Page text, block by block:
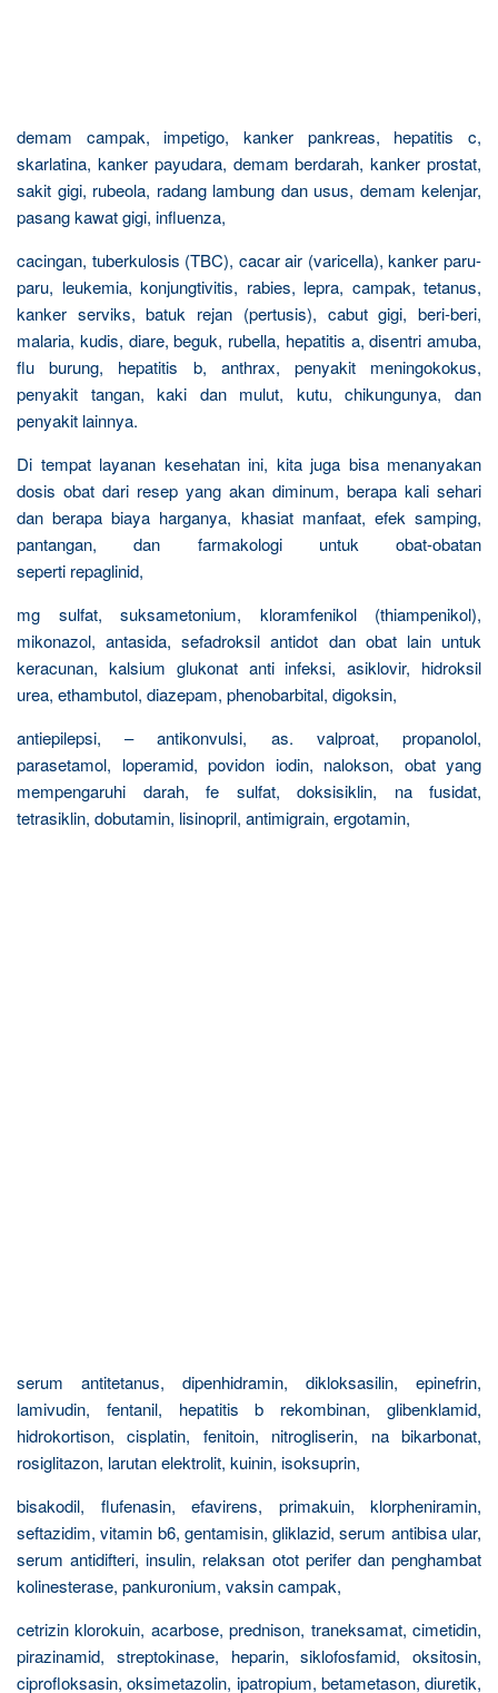
demam campak, impetigo, kanker pankreas, hepatitis c,
skarlatina, kanker payudara, demam berdarah, kanker prostat,
sakit gigi, rubeola, radang lambung dan usus, demam kelenjar,
pasang kawat gigi, influenza,
cacingan, tuberkulosis (TBC), cacar air (varicella), kanker paru-
paru, leukemia, konjungtivitis, rabies, lepra, campak, tetanus,
kanker serviks, batuk rejan (pertusis), cabut gigi, beri-beri,
malaria, kudis, diare, beguk, rubella, hepatitis a, disentri amuba,
flu burung, hepatitis b, anthrax, penyakit meningokokus,
penyakit tangan, kaki dan mulut, kutu, chikungunya, dan
penyakit lainnya.
Di tempat layanan kesehatan ini, kita juga bisa menanyakan
dosis obat dari resep yang akan diminum, berapa kali sehari
dan berapa biaya harganya, khasiat manfaat, efek samping,
pantangan, dan farmakologi untuk obat-obatan
seperti repaglinid,
mg sulfat, suksametonium, kloramfenikol (thiampenikol),
mikonazol, antasida, sefadroksil antidot dan obat lain untuk
keracunan, kalsium glukonat anti infeksi, asiklovir, hidroksil
urea, ethambutol, diazepam, phenobarbital, digoksin,
antiepilepsi, – antikonvulsi, as. valproat, propanolol,
parasetamol, loperamid, povidon iodin, nalokson, obat yang
mempengaruhi darah, fe sulfat, doksisiklin, na fusidat,
tetrasiklin, dobutamin, lisinopril, antimigrain, ergotamin,
serum antitetanus, dipenhidramin, dikloksasilin, epinefrin,
lamivudin, fentanil, hepatitis b rekombinan, glibenklamid,
hidrokortison, cisplatin, fenitoin, nitrogliserin, na bikarbonat,
rosiglitazon, larutan elektrolit, kuinin, isoksuprin,
bisakodil, flufenasin, efavirens, primakuin, klorpheniramin,
seftazidim, vitamin b6, gentamisin, gliklazid, serum antibisa ular,
serum antidifteri, insulin, relaksan otot perifer dan penghambat
kolinesterase, pankuronium, vaksin campak,
cetrizin klorokuin, acarbose, prednison, traneksamat, cimetidin,
pirazinamid, streptokinase, heparin, siklofosfamid, oksitosin,
ciprofloksasin, oksimetazolin, ipatropium, betametason, diuretik,